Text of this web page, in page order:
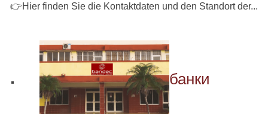
👉Hier finden Sie die Kontaktdaten und den Standort der...
банки